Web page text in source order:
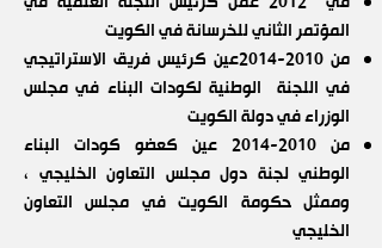
المؤتمر الثاني للخرسانة في الكويت
من 2010-2014
عين كرئيس فريق الاستراتيجي
في اللجنة الوطنية لكودات البناء في مجلس
الوزراء في دولة الكويت
من 2010-2014
عين كعضو كودات البناء
الوطني لجنة دول مجلس التعاون الخليجي ،
وممثل حكومة الكويت في مجلس التعاون
الخليجي